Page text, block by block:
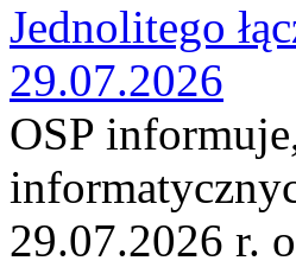
Jednolitego
29.07.2026
OSP
29.07.2026 r.